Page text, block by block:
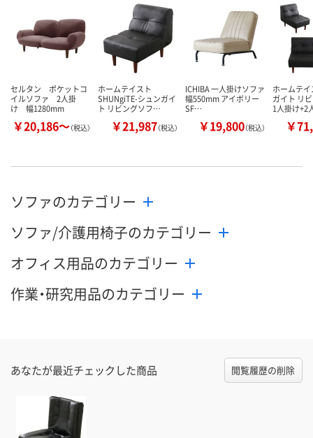
セルタン ポケットコ
イルソファ 2人掛
け 幅1280mm
￥20,186～（税込）
ホームテイスト
SHUNgiTE-シュンガイ
ト リビングソフ…
￥21,987（税込）
ICHIBA 一人掛けソファ
幅550mm アイボリー
SF…
￥19,800（税込）
ホームテ
ガイト リ
1人掛け+2
￥
ソファのカテゴリー
ソファ/介護用椅子のカテゴリー
オフィス用品のカテゴリー
作業・研究用品のカテゴリー
あなたが最近チェックした商品 閲覧履歴の削除